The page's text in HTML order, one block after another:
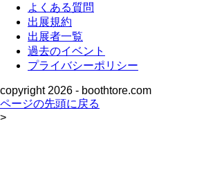
よくある質問
出展規約
出展者一覧
過去のイベント
プライバシーポリシー
copyright2026 - boothtore.com
ページの先頭に戻る
>